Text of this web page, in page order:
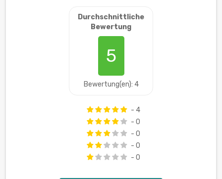
Durchschnittliche
Bewertung
5
Bewertung(en): 4
- 4
- 0
- 0
- 0
- 0